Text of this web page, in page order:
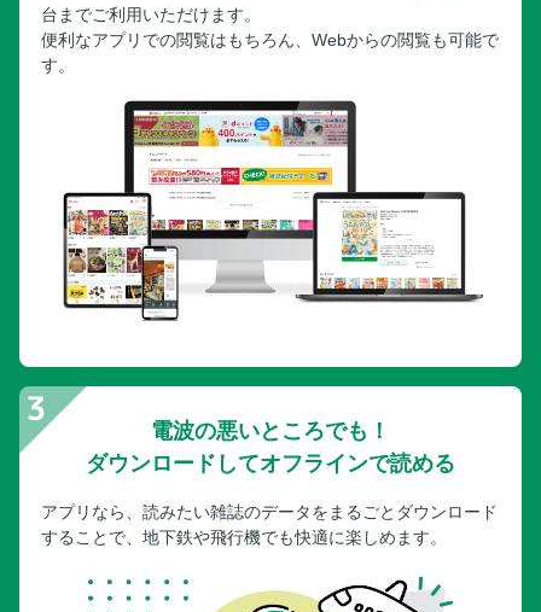
台までご利用いただけます。
便利なアプリでの閲覧はもちろん、Webからの閲覧も可能で
す。
電波の悪いところでも！
ダウンロードしてオフラインで読める
アプリなら、読みたい雑誌のデータをまるごとダウンロード
することで、地下鉄や飛行機でも快適に楽しめます。